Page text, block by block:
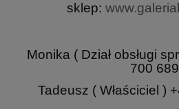
sklep:
Monika ( Dział obsługi
700 689
Tadeusz ( Właściciel )